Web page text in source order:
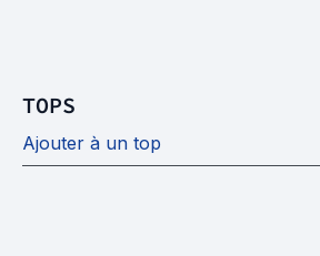
TOPS
Ajouter à un top